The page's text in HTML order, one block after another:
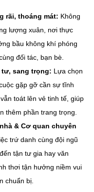
rãi, thoáng mát: Không
lượng xuân, nơi thực
bầu không khí phóng
đối tác, bạn bè.
tư, sang trọng: Lựa chọn
gặp gỡ cần sự tĩnh
toát lên vẻ tinh tế, giúp
thêm phần trang trọng.
& Cơ quan chuyên
trứ danh cùng đội ngũ
tận tư gia hay văn
thơi tận hưởng niềm vui
chuẩn bị.